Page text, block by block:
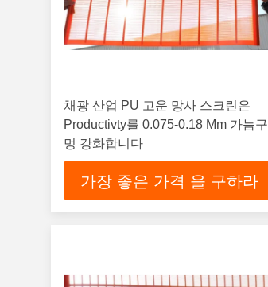
채광 산업 PU 고운 망사 스크린은
Productivty를 0.075-0.18 Mm 가늠구
멍 강화합니다
가장 좋은 가격 을 구하라